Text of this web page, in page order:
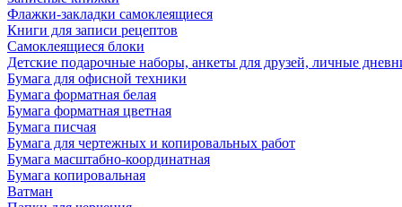
Флажки-закладки самоклеящиеся
Книги для записи рецептов
Самоклеящиеся блоки
Детские подарочные наборы, анкеты для друзей, личные
Бумага для офисной техники
Бумага форматная белая
Бумага форматная цветная
Бумага писчая
Бумага для чертежных и копировальных работ
Бумага масштабно-координатная
Бумага копировальная
Ватман